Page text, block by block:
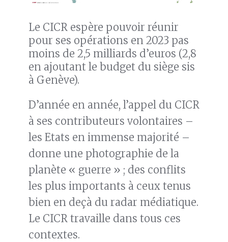
Le CICR espère pouvoir réunir
pour ses opérations en 2023 pas
moins de 2,5 milliards d’euros (2,8
en ajoutant le budget du siège sis
à Genève).
D’année en année, l’appel du CICR
à ses contributeurs volontaires –
les Etats en immense majorité –
donne une photographie de la
planète « guerre » ; des conflits
les plus importants à ceux tenus
bien en deçà du radar médiatique.
Le CICR travaille dans tous ces
contextes.